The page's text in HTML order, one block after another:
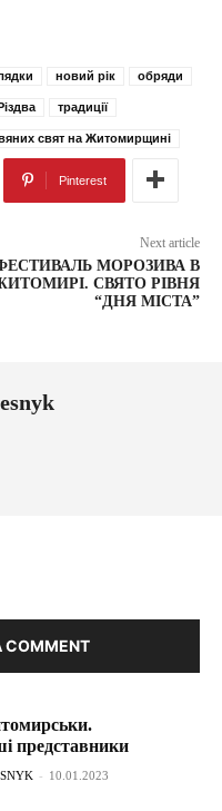
новий рік обряди
традиції
свят на Житомирщині
Pinterest
Next article
МОРОЗИВА В
СВЯТО РІВНЯ
“ДНЯ МІСТА”
COMMENT
представники
- 10.01.2023